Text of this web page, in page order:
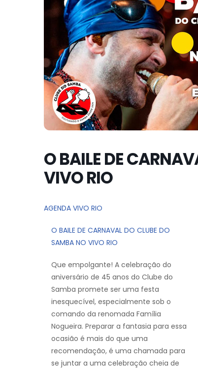
O BAILE DE
VIVO RIO
AGENDA VIVO RIO
O BAILE DE CARNAVAL DO CLUBE DO
SAMBA NO VIVO RIO
Que empolgante! A celebração do
aniversário de 45 anos do Clube do
Samba promete ser uma festa
inesquecível, especialmente sob o
comando da renomada Família
Nogueira. Preparar a fantasia para essa
ocasião é mais do que uma
recomendação, é uma chamada para
se juntar a uma celebração cheia de